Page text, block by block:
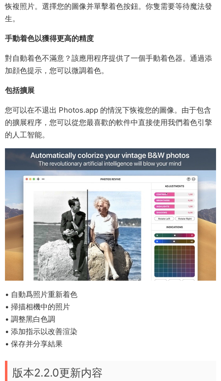
恢複照片。選擇您的圖像并單擊着色按鈕。你隻需要等待魔法發
生。
手動着色以獲得更高的精度
對自動着色不滿意？該應用程序提供了一個手動着色器。通過添
加顔色提示，您可以微調着色。
包括擴展
您可以在不退出 Photos.app 的情況下恢複您的圖像。由于包含
的擴展程序，您可以從您最喜歡的軟件中直接使用我們着色引擎
的人工智能。
• 自動爲照片重新着色
• 掃描相機中的照片
• 調整黑白色調
• 添加指示以改善渲染
• 保存并分享結果
版本2.2.0更新内容